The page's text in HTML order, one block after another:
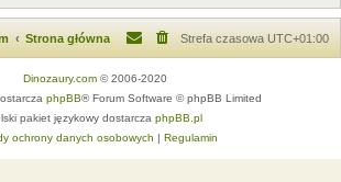
Strona główna Strefa czasowa UTC+01:00
Dinozaury.com© 2006-2020
phpBB® Forum Software © phpBB Limited
pakiet językowy dostarcza phpBB.pl
ochrony danych osobowych | Regulamin